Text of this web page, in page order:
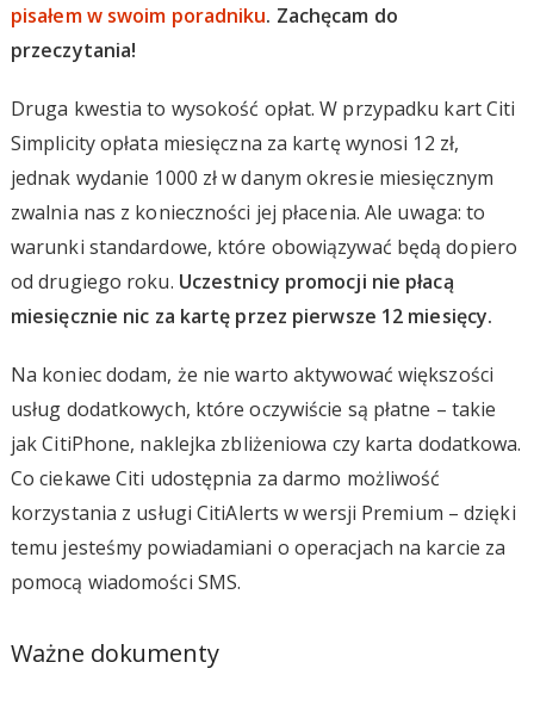
pisałem w swoim poradniku. Zachęcam do
przeczytania!
Druga kwestia to wysokość opłat. W przypadku kart Citi
Simplicity opłata miesięczna za kartę wynosi 12 zł,
jednak wydanie 1000 zł w danym okresie miesięcznym
zwalnia nas z konieczności jej płacenia. Ale uwaga: to
warunki standardowe, które obowiązywać będą dopiero
od drugiego roku. Uczestnicy promocji nie płacą
miesięcznie nic za kartę przez pierwsze 12 miesięcy.
Na koniec dodam, że nie warto aktywować większości
usług dodatkowych, które oczywiście są płatne – takie
jak CitiPhone, naklejka zbliżeniowa czy karta dodatkowa.
Co ciekawe Citi udostępnia za darmo możliwość
korzystania z usługi CitiAlerts w wersji Premium – dzięki
temu jesteśmy powiadamiani o operacjach na karcie za
pomocą wiadomości SMS.
Ważne dokumenty